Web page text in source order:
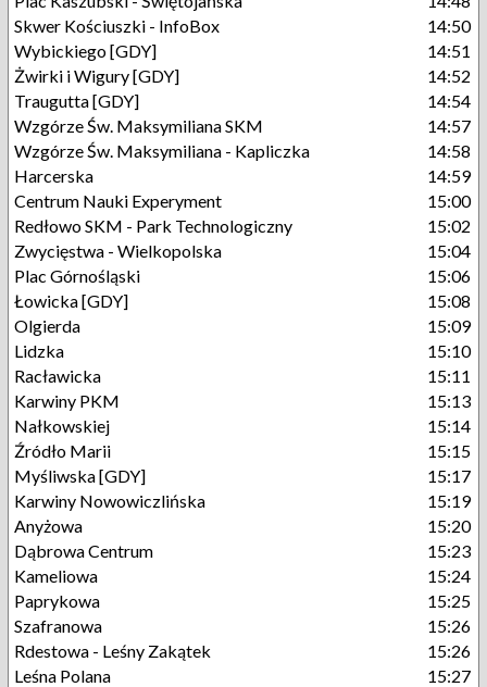
Skwer Kościuszki - InfoBox
14:50
Wybickiego [GDY]
14:51
Żwirki i Wigury [GDY]
14:52
Traugutta [GDY]
14:54
Wzgórze Św. Maksymiliana SKM
14:57
Wzgórze Św. Maksymiliana - Kapliczka
14:58
Harcerska
14:59
Centrum Nauki Experyment
15:00
Redłowo SKM - Park Technologiczny
15:02
Zwycięstwa - Wielkopolska
15:04
Plac Górnośląski
15:06
Łowicka [GDY]
15:08
Olgierda
15:09
Lidzka
15:10
Racławicka
15:11
Karwiny PKM
15:13
Nałkowskiej
15:14
Źródło Marii
15:15
Myśliwska [GDY]
15:17
Karwiny Nowowiczlińska
15:19
Anyżowa
15:20
Dąbrowa Centrum
15:23
Kameliowa
15:24
Paprykowa
15:25
Szafranowa
15:26
Rdestowa - Leśny Zakątek
15:26
Leśna Polana
15:27